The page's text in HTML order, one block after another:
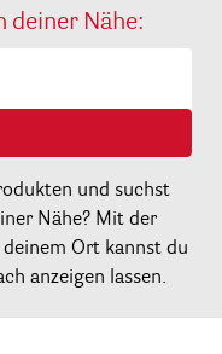
deiner Nähe:
und suchst
Nähe? Mit der
Ort kannst du
anzeigen lassen.